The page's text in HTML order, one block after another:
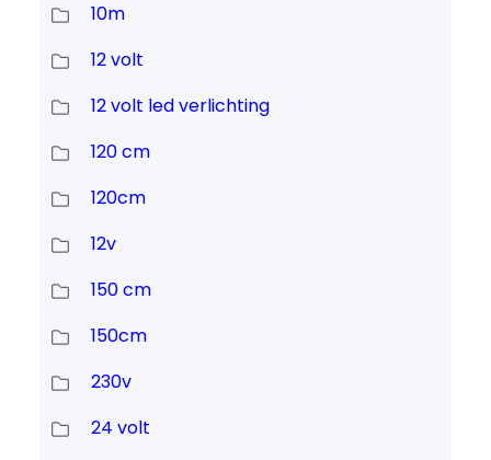
10m
12 volt
12 volt led verlichting
120 cm
120cm
12v
150 cm
150cm
230v
24 volt